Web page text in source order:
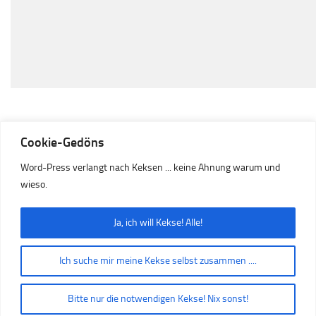
Cookie-Gedöns
Word-Press verlangt nach Keksen ... keine Ahnung warum und
wieso.
Ich suche mir meine Kekse selbst zusammen ....
Bitte nur die notwendigen Kekse! Nix sonst!
Ja, ich will Kekse! Alle!
Präsentiert von - Entworfen mit demHueman-Theme